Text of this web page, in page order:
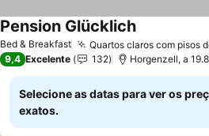
Bed & Breakfast Quartos claros com pisos
Pension GlücklichVer preços
9,4 Excelente 132 Horgenzell, a
Selecione as datas para ver os
exatos.